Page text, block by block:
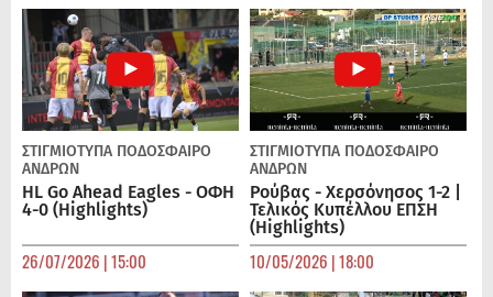
ΣΤΙΓΜΙΟΤΥΠΑ ΠΟΔΌΣΦΑΙΡΟ
ΑΝΔΡΏΝ
HL Go Ahead Eagles - ΟΦΗ
4-0 (Highlights)
26/07/2026 | 15:00
ΣΤΙΓΜΙΟΤΥΠΑ ΠΟΔΌΣΦΑΙΡΟ
ΑΝΔΡΏΝ
Ρούβας - Χερσόνησος 1-2 |
Τελικός Κυπέλλου ΕΠΣΗ
(Highlights)
10/05/2026 | 18:00